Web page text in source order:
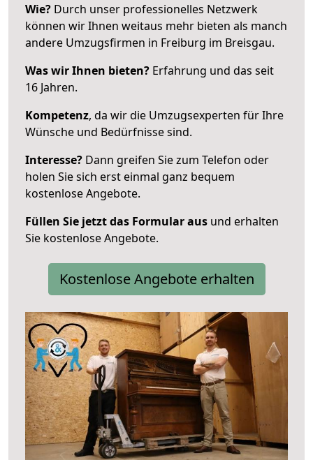
Wie? Durch unser professionelles Netzwerk
können wir Ihnen weitaus mehr bieten als manch
andere Umzugsfirmen in Freiburg im Breisgau.
Was wir Ihnen bieten? Erfahrung und das seit
16 Jahren.
Kompetenz, da wir die Umzugsexperten für Ihre
Wünsche und Bedürfnisse sind.
Interesse? Dann greifen Sie zum Telefon oder
holen Sie sich erst einmal ganz bequem
kostenlose Angebote.
Füllen Sie jetzt das Formular aus und erhalten
Sie kostenlose Angebote.
Kostenlose Angebote erhalten